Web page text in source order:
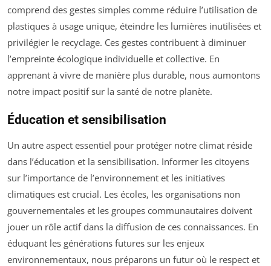
comprend des gestes simples comme réduire l’utilisation de
plastiques à usage unique, éteindre les lumières inutilisées et
privilégier le recyclage. Ces gestes contribuent à diminuer
l’empreinte écologique individuelle et collective. En
apprenant à vivre de manière plus durable, nous aumontons
notre impact positif sur la santé de notre planète.
Éducation et sensibilisation
Un autre aspect essentiel pour protéger notre climat réside
dans l’éducation et la sensibilisation. Informer les citoyens
sur l’importance de l’environnement et les initiatives
climatiques est crucial. Les écoles, les organisations non
gouvernementales et les groupes communautaires doivent
jouer un rôle actif dans la diffusion de ces connaissances. En
éduquant les générations futures sur les enjeux
environnementaux, nous préparons un futur où le respect et